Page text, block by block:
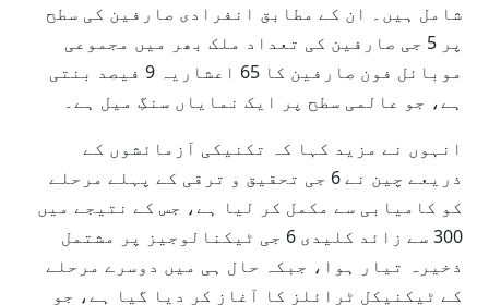
شامل ہیں۔ ان کے مطابق انفرادی صارفین کی سطح
پر 5 جی صارفین کی تعداد ملک بھر میں مجموعی
موبائل فون صارفین کا 65 اعشاریہ 9 فیصد بنتی
ہے، جو عالمی سطح پر ایک نمایاں سنگِ میل ہے۔
انہوں نے مزید کہا کہ تکنیکی آزمائشوں کے
ذریعے چین نے 6 جی تحقیق و ترقی کے پہلے مرحلے
کو کامیابی سے مکمل کر لیا ہے، جس کے نتیجے میں
300 سے زائد کلیدی 6 جی ٹیکنالوجیز پر مشتمل
ذخیرہ تیار ہوا، جبکہ حال ہی میں دوسرے مرحلے
کے ٹیکنیکل ٹرائلز کا آغاز کر دیا گیا ہے، جو